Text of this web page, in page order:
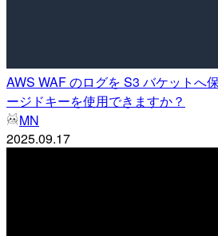
AWS WAF のログを S3 バケットへ
ージドキーを使用できますか？
MN
2025.09.17